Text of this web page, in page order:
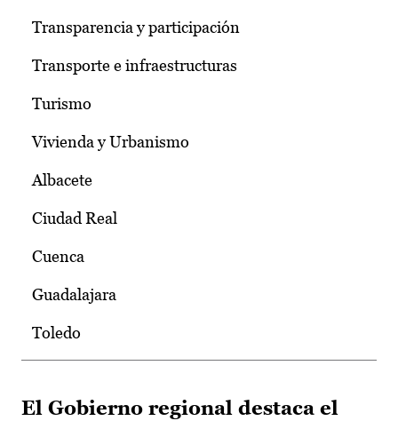
Transparencia y participación
Transporte e infraestructuras
Turismo
Vivienda y Urbanismo
Albacete
Ciudad Real
Cuenca
Guadalajara
Toledo
El Gobierno regional destaca el